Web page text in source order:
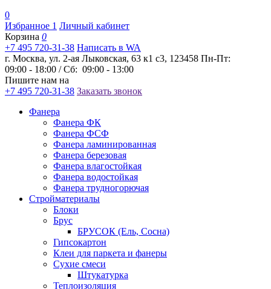
0
Избранное 1 Личный кабинет
Корзина 0
+7 495 720-31-38 Написать в WA
г. Москва, ул. 2-ая Лыковская, 63 к1 с3, 123458 Пн-Пт:
09:00 - 18:00 / Сб: 09:00 - 13:00
Пишите нам на
+7 495 720-31-38 Заказать звонок
Фанера
Фанера ФК
Фанера ФСФ
Фанера ламинированная
Фанера березовая
Фанера влагостойкая
Фанера водостойкая
Фанера трудногорючая
Стройматериалы
Блоки
Брус
БРУСОК (Ель, Сосна)
Гипсокартон
Клеи для паркета и фанеры
Сухие смеси
Штукатурка
Теплоизоляция